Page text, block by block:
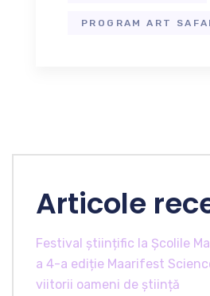
PROGRAM ART
Articole
Festival științific la Școlile
a 4-a ediție Maarifest
viitorii oameni de știință